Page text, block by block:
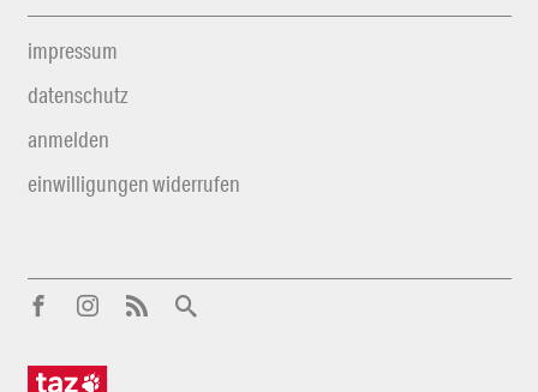
impressum
datenschutz
anmelden
einwilligungen widerrufen